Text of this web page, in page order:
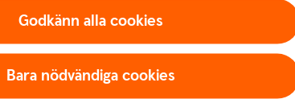
Godkänn alla cookies
Bara nödvändiga cookies